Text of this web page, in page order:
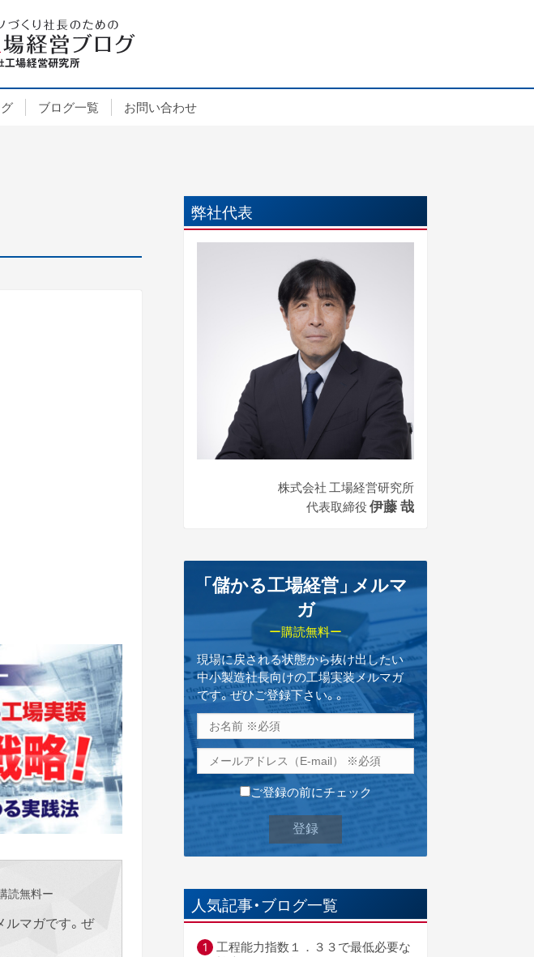
ブログ一覧 お問い合わせ
読無料ー
マガです。ぜ
弊社代表
株式会社 工場経営研究所
代表取締役伊藤 哉
「儲かる工場経営」 メルマ
ガ
ー購読無料ー
現場に戻される状態から抜け出したい
中小製造社長向けの工場実装メルマガ
です。ぜひご登録下さい。。
ご登録の前にチェック
人気記事・ブログ一覧
工程能力指数１．３３で最低必要な